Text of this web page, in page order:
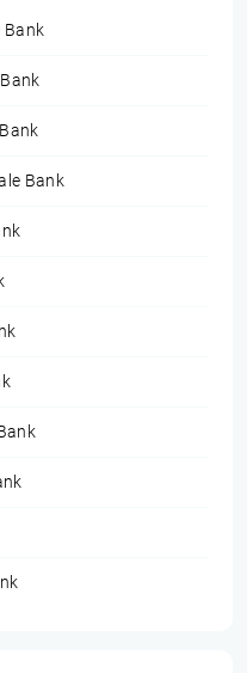
Bank
Bank